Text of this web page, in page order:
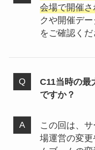
会場で開催
クや開催デ
をご確認くだ
C11当時の最
ですか？
この回は、
場運営の変